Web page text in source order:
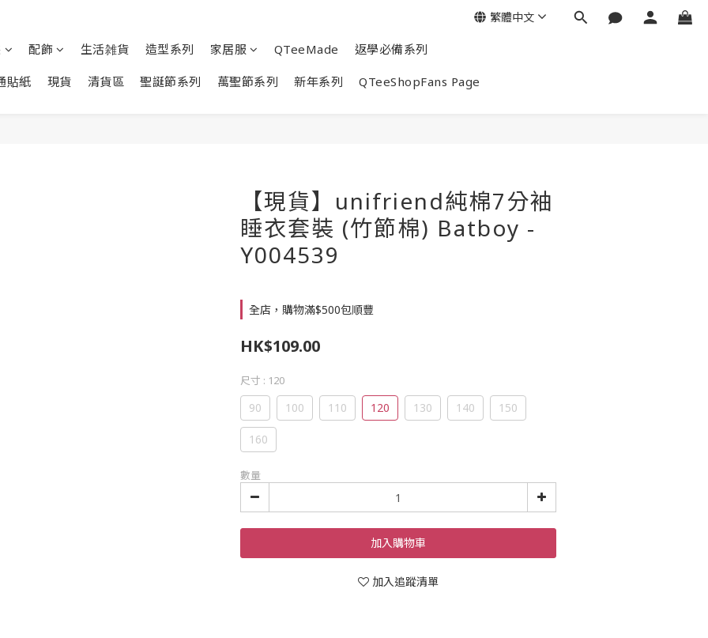
配飾 生活雑貨 造型系列 家居服 QTeeMade 返學必備系列
貼紙 現貨 清貨區 聖誕節系列 萬聖節系列 新年系列 QTeeShopFans Page
繁體中文
【現貨】unifriend純棉7分袖
睡衣套裝 (竹節棉) Batboy -
Y004539
全店，購物滿$500包順豐
HK$109.00
尺寸 : 120
90 100 110 120 130 140 150
160
數量
加入購物車
加入追蹤清單